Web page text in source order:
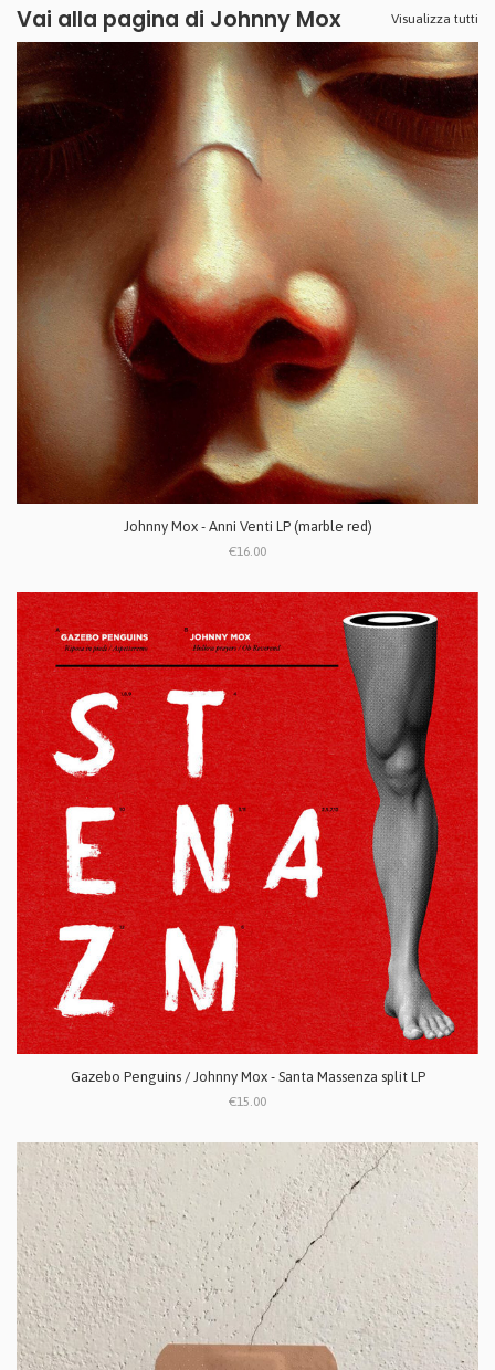
Vai alla pagina di Johnny Mox Visualizza tutti
Johnny Mox - Anni Venti LP (marble red)
€16.00
Gazebo Penguins / Johnny Mox - Santa Massenza split LP
€15.00